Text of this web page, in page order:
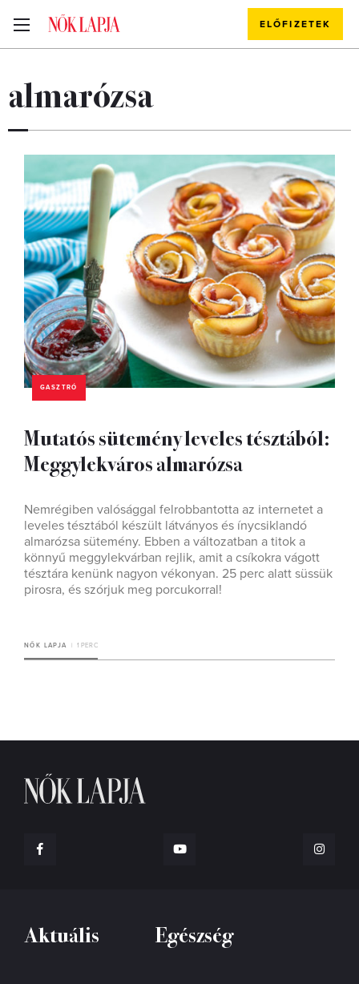
ELŐFIZETEK
almarózsa
GASZTRÓ
Mutatós sütemény leveles tésztából:
Meggylekváros almarózsa
Nemrégiben valósággal felrobbantotta az internetet a
leveles tésztából készült látványos és ínycsiklandó
almarózsa sütemény. Ebben a változatban a titok a
könnyű meggylekvárban rejlik, amit a csíkokra vágott
tésztára kenünk nagyon vékonyan. 25 perc alatt süssük
pirosra, és szórjuk meg porcukorral!
NŐK LAPJA 1 PERC
Aktuális Egészség